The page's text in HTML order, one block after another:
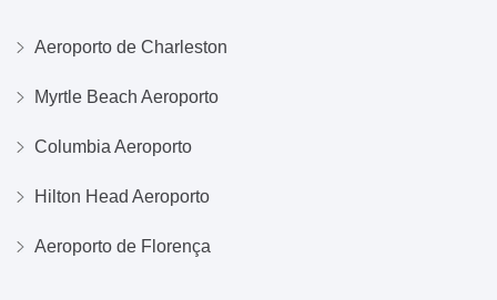
Aeroporto de Charleston
Myrtle Beach Aeroporto
Columbia Aeroporto
Hilton Head Aeroporto
Aeroporto de Florença